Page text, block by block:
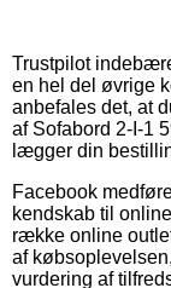
Trustpilot
en hel del øvrige
anbefales det, at
af Sofabord 2-I-1
lægger din
Facebook
kendskab til
række online
af
vurdering af